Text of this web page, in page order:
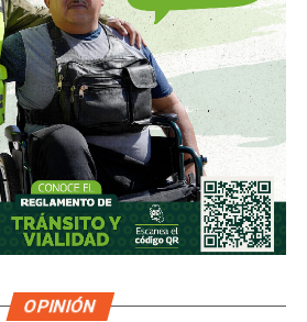
OPINIÓN